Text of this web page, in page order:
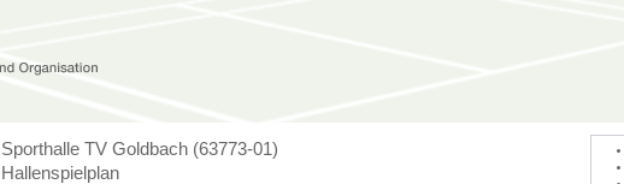
Sporthalle TV Goldbach (63773-01)
Hallenspielplan